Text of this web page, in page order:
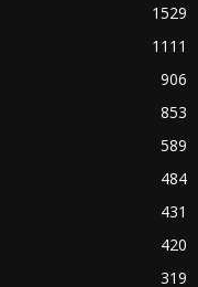
1529
1111
906
853
589
484
431
420
319